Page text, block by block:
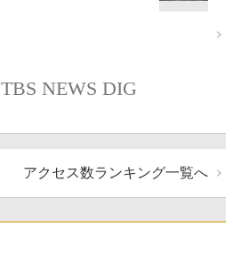
TBS NEWS DIG
アクセス数ランキング一覧へ